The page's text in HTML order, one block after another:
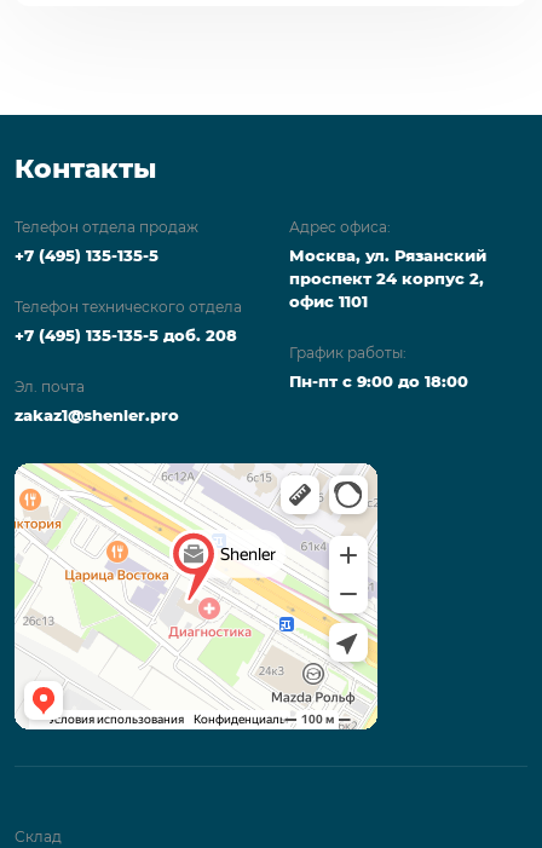
Контакты
Телефон отдела продаж
+7 (495) 135-135-5
Телефон технического отдела
+7 (495) 135-135-5 доб. 208
Эл. почта
zakaz1@shenler.pro
Адрес офиса:
Москва, ул. Рязанский
проспект 24 корпус 2,
офис 1101
График работы:
Пн-пт с 9:00 до 18:00
Склад